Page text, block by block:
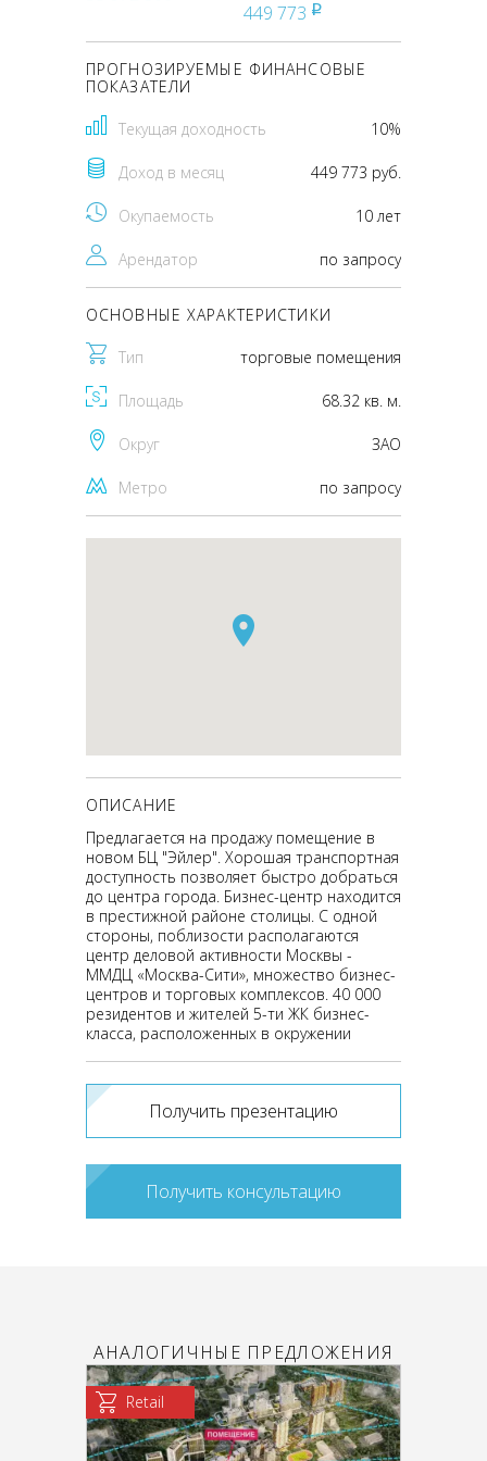
449 773 pуб
ПРОГНОЗИРУЕМЫЕ ФИНАНСОВЫЕ
ПОКАЗАТЕЛИ
Текущая доходность 10%
Доход в месяц 449 773 руб.
Окупаемость 10 лет
Арендатор по запросу
ОСНОВНЫЕ ХАРАКТЕРИСТИКИ
Тип торговые помещения
Площадь 68.32 кв. м.
Округ ЗАО
Метро по запросу
ОПИСАНИЕ
Предлагается на продажу помещение в
новом БЦ "Эйлер". Хорошая транспортная
доступность позволяет быстро добраться
до центра города. Бизнес-центр находится
в престижной районе столицы. С одной
стороны, поблизости располагаются
центр деловой активности Москвы -
ММДЦ «Москва-Сити», множество бизнес-
центров и торговых комплексов. 40 000
резидентов и жителей 5-ти ЖК бизнес-
класса, расположенных в окружении
Получить презентацию
Получить консультацию
АНАЛОГИЧНЫЕ ПРЕДЛОЖЕНИЯ
Retail